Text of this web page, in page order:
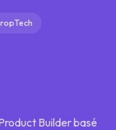
Builder basé